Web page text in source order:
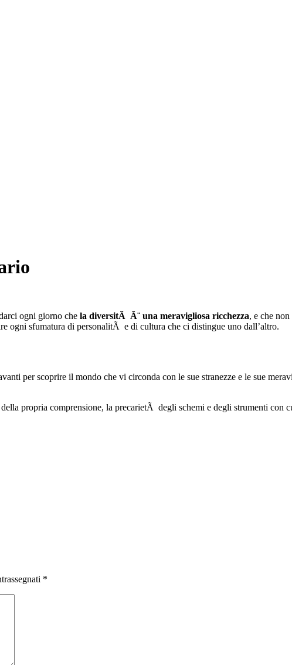
ogni giorno che la diversitÃ Ã¨ una meravigliosa ricchezza, e che
ogni sfumatura di personalitÃ e di cultura che ci distingue uno dall’altro.
per scoprire il mondo che vi circonda con le sue stranezze e le sue
propria comprensione, la precarietÃ degli schemi e degli strumenti con
*